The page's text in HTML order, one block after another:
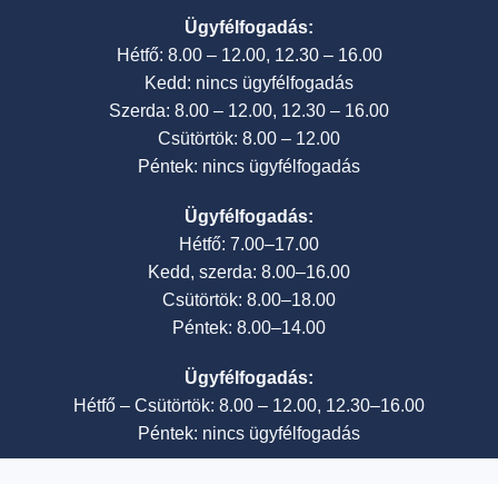
Ügyfélfogadás:
Hétfő: 8.00 – 12.00, 12.30 – 16.00
Kedd: nincs ügyfélfogadás
Szerda: 8.00 – 12.00, 12.30 – 16.00
Csütörtök: 8.00 – 12.00
Péntek: nincs ügyfélfogadás
Ügyfélfogadás:
Hétfő: 7.00–17.00
Kedd, szerda: 8.00–16.00
Csütörtök: 8.00–18.00
Péntek: 8.00–14.00
Ügyfélfogadás:
Hétfő – Csütörtök: 8.00 – 12.00, 12.30–16.00
Péntek: nincs ügyfélfogadás